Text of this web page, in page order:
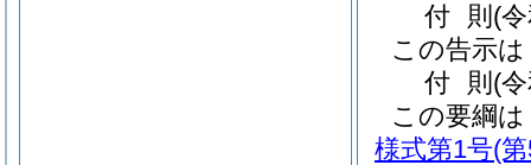
付 則 (
この告示
付 則 (
この要綱
様式第1号(